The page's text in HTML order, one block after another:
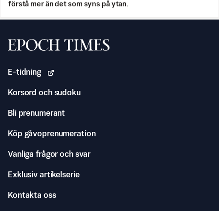
förstå mer än det som syns på ytan.
Svenska Epoch Times
E-tidning
Korsord och sudoku
Bli prenumerant
Köp gåvoprenumeration
Vanliga frågor och svar
Exklusiv artikelserie
Kontakta oss